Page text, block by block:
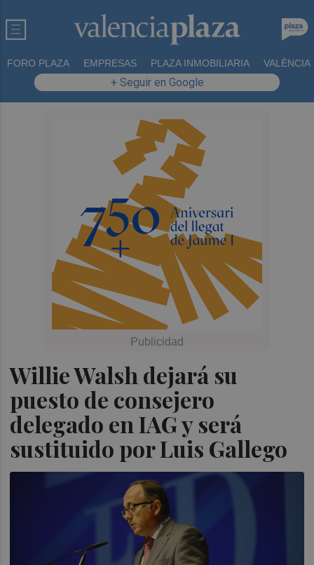
FORO PLAZA EMPRESAS PLAZA INMOBILIARIA VALÈNCIA
+ Seguir en Google
Willie Walsh dejará su
puesto de consejero
delegado en IAG y será
sustituido por Luis Gallego